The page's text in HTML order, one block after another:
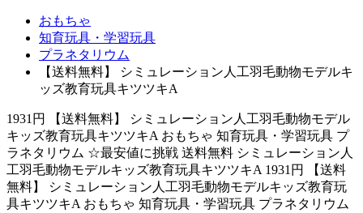
おもちゃ
知育玩具・学習玩具
プラネタリウム
【送料無料】 シミュレーション人工羽毛動物モデルキ
ッズ教育玩具キツツキA
1931円 【送料無料】 シミュレーション人工羽毛動物モデル
キッズ教育玩具キツツキA おもちゃ 知育玩具・学習玩具 プ
ラネタリウム ☆最安値に挑戦 送料無料 シミュレーション人
工羽毛動物モデルキッズ教育玩具キツツキA 1931円 【送料
無料】 シミュレーション人工羽毛動物モデルキッズ教育玩
具キツツキA おもちゃ 知育玩具・学習玩具 プラネタリウム